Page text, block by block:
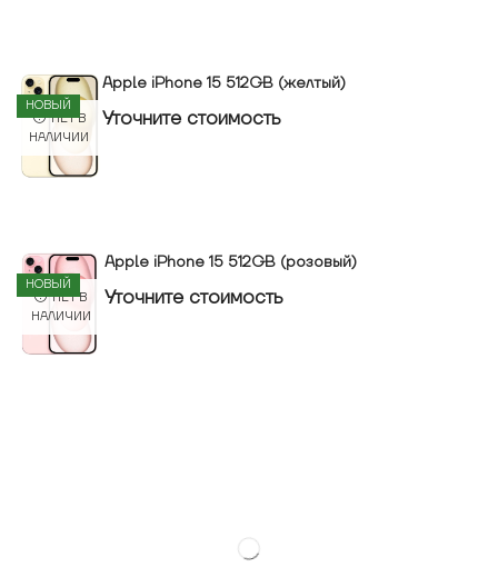
НОВЫЙ
НЕТ В
НАЛИЧИИ
Apple iPhone 15 512GB (желтый)
Уточнитe стоимость
НОВЫЙ
НЕТ В
НАЛИЧИИ
Apple iPhone 15 512GB (розовый)
Уточнитe стоимость